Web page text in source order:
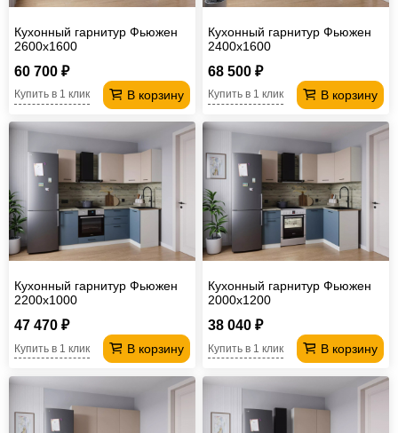
Кухонный гарнитур Фьюжен
2600х1600
60 700 ₽
В корзину
Купить в 1 клик
Кухонный гарнитур Фьюжен
2400х1600
68 500 ₽
В корзину
Купить в 1 клик
Кухонный гарнитур Фьюжен
2200х1000
47 470 ₽
В корзину
Купить в 1 клик
Кухонный гарнитур Фьюжен
2000х1200
38 040 ₽
В корзину
Купить в 1 клик